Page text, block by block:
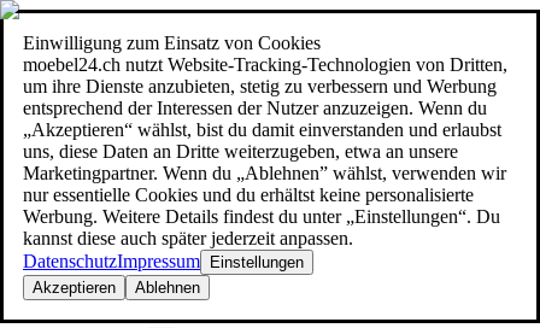
Einwilligung zum Einsatz von Cookies
moebel24.ch nutzt Website-Tracking-Technologien von Dritten,
um ihre Dienste anzubieten, stetig zu verbessern und Werbung
entsprechend der Interessen der Nutzer anzuzeigen. Wenn du
„Akzeptieren“ wählst, bist du damit einverstanden und erlaubst
uns, diese Daten an Dritte weiterzugeben, etwa an unsere
Marketingpartner. Wenn du „Ablehnen” wählst, verwenden wir
nur essentielle Cookies und du erhältst keine personalisierte
Werbung. Weitere Details findest du unter „Einstellungen“. Du
kannst diese auch später jederzeit anpassen.
DatenschutzImpressum
Einstellungen
Akzeptieren
Ablehnen
Suche
moebel dir den besten Preis!moebel dir den besten Preis!
Heimtextilien